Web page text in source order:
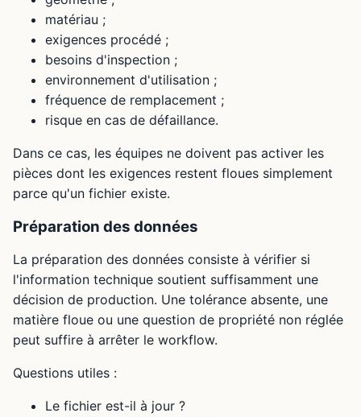
matériau ;
exigences procédé ;
besoins d'inspection ;
environnement d'utilisation ;
fréquence de remplacement ;
risque en cas de défaillance.
Dans ce cas, les équipes ne doivent pas activer les
pièces dont les exigences restent floues simplement
parce qu'un fichier existe.
Préparation des données
La préparation des données consiste à vérifier si
l'information technique soutient suffisamment une
décision de production. Une tolérance absente, une
matière floue ou une question de propriété non réglée
peut suffire à arrêter le workflow.
Questions utiles :
Le fichier est-il à jour ?